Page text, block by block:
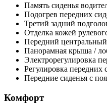
Память сиденья
Подогрев передних
Третий задний
Отделка кожей
Передний
Панорамная крыша /
Электрорегулировка
Регулировка передних
Передние сиденья с
Комфорт